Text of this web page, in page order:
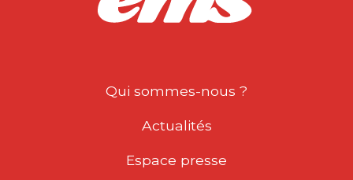
Qui sommes-nous ?
Actualités
Espace presse